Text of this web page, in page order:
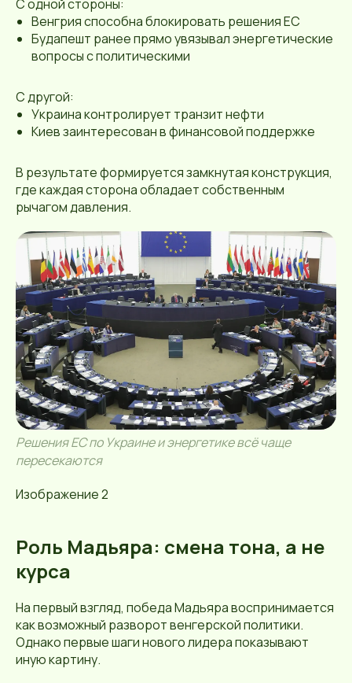
С одной стороны:
Венгрия способна блокировать решения ЕС
Будапешт ранее прямо увязывал энергетические
вопросы с политическими
С другой:
Украина контролирует транзит нефти
Киев заинтересован в финансовой поддержке
В результате формируется замкнутая конструкция,
где каждая сторона обладает собственным
рычагом давления.
Решения ЕС по Украине и энергетике всё чаще
пересекаются
Изображение 2
Роль Мадьяра: смена тона, а не
курса
На первый взгляд, победа Мадьяра воспринимается
как возможный разворот венгерской политики.
Однако первые шаги нового лидера показывают
иную картину.